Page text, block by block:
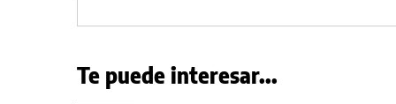
Te puede interesar...